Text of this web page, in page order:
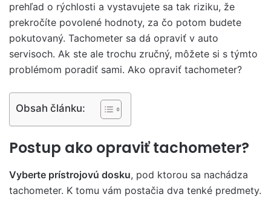
prehľad o rýchlosti a vystavujete sa tak riziku, že
prekročíte povolené hodnoty, za čo potom budete
pokutovaný. Tachometer sa dá opraviť v auto
servisoch. Ak ste ale trochu zručný, môžete si s týmto
problémom poradiť sami. Ako opraviť tachometer?
Obsah článku:
Postup ako opraviť tachometer?
Vyberte prístrojovú dosku, pod ktorou sa nachádza
tachometer. K tomu vám postačia dva tenké predmety.